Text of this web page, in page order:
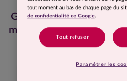
Grâce à Comme J’aime,
mois et j’ai enfin retrouvé
tout moment au bas de chaque page du
de confidentialité de Google.
Tout refuser
Paramétrer les